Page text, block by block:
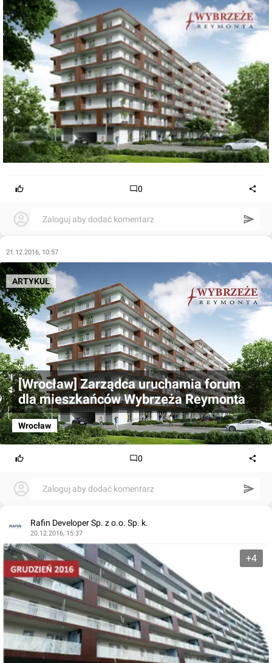
0
Zaloguj aby dodać komentarz
21.12.2016, 10:57
[Wrocław] Zarządca uruchamia forum
dla mieszkańców Wybrzeża Reymonta
Wrocław
ARTYKUŁ
0
Zaloguj aby dodać komentarz
Rafin Developer Sp. z o.o. Sp. k.
20.12.2016, 15:37
+4